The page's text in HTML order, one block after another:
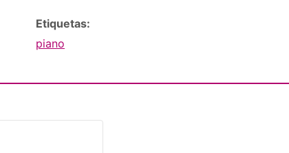
Etiquetas:
piano